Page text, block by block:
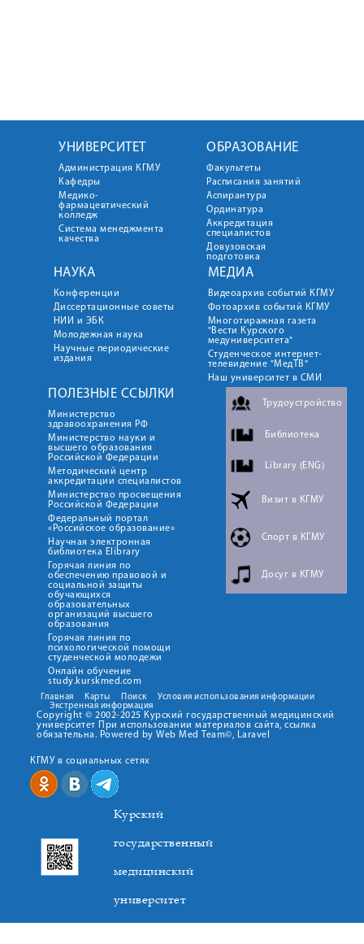
УНИВЕРСИТЕТ
Администрация КГМУ
Кафедры
Медико-
фармацевтический
колледж
Система менеджмента
качества
ОБРАЗОВАНИЕ
Факультеты
Расписания занятий
Аспирантура
Ординатура
Аккредитация
специалистов
Довузовская
подготовка
НАУКА
Конференции
Диссертационные советы
НИИ и ЭБК
Молодежная наука
Научные периодические
издания
МЕДИА
Видеоархив событий КГМУ
Фотоархив событий КГМУ
Многотиражная газета
"Вести Курского
медуниверситета"
Студенческое интернет-
телевидение "МедТВ"
Наш университет в СМИ
ПОЛЕЗНЫЕ ССЫЛКИ
Министерство
здравоохранения РФ
Министерство науки и
высшего образования
Российской Федерации
Методический центр
аккредитации специалистов
Министерство просвещения
Российской Федерации
Федеральный портал
«Российское образование»
Научная электронная
библиотека Elibrary
Горячая линия по
обеспечению правовой и
социальной защиты
обучающихся
образовательных
организаций высшего
образования
Горячая линия по
психологической помощи
студенческой молодежи
Онлайн обучение
study.kurskmed.com
Трудоустройство
Библиотека
Library (ENG)
Визит в КГМУ
Спорт в КГМУ
Досуг в КГМУ
Главная Карты Поиск
Условия использования информации
Экстренная информация
Copyright © 2002-2025 Курский государственный медицинский
университет При использовании материалов сайта, ссылка
обязательна. Powered by Web Med Team©, Laravel
КГМУ в социальных сетях
Курский
государственный
медицинский
университет